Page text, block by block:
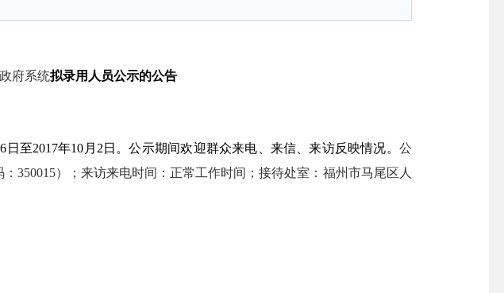
政府系统拟录用人员公示的公告
至2017年10月2日。公示期间欢迎群众来电、来信、来访反映情况。 公
350015）；来访来电时间：正常工作时间；接待处室：福州市马尾区人